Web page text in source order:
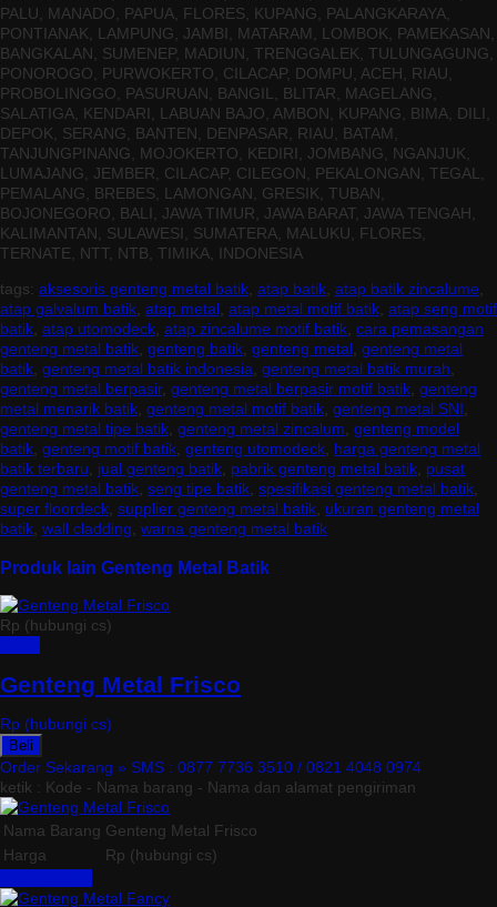
PALU, MANADO, PAPUA, FLORES, KUPANG, PALANGKARAYA,
PONTIANAK, LAMPUNG, JAMBI, MATARAM, LOMBOK, PAMEKASAN,
BANGKALAN, SUMENEP, MADIUN, TRENGGALEK, TULUNGAGUNG,
PONOROGO, PURWOKERTO, CILACAP, DOMPU, ACEH, RIAU,
PROBOLINGGO, PASURUAN, BANGIL, BLITAR, MAGELANG,
SALATIGA, KENDARI, LABUAN BAJO, AMBON, KUPANG, BIMA, DILI,
DEPOK, SERANG, BANTEN, DENPASAR, RIAU, BATAM,
TANJUNGPINANG, MOJOKERTO, KEDIRI, JOMBANG, NGANJUK,
LUMAJANG, JEMBER, CILACAP, CILEGON, PEKALONGAN, TEGAL,
PEMALANG, BREBES, LAMONGAN, GRESIK, TUBAN,
BOJONEGORO, BALI, JAWA TIMUR, JAWA BARAT, JAWA TENGAH,
KALIMANTAN, SULAWESI, SUMATERA, MALUKU, FLORES,
TERNATE, NTT, NTB, TIMIKA, INDONESIA
tags: aksesoris genteng metal batik, atap batik, atap batik zincalume,
atap galvalum batik, atap metal, atap metal motif batik, atap seng motif
batik, atap utomodeck, atap zincalume motif batik, cara pemasangan
genteng metal batik, genteng batik, genteng metal, genteng metal
batik, genteng metal batik indonesia, genteng metal batik murah,
genteng metal berpasir, genteng metal berpasir motif batik, genteng
metal menarik batik, genteng metal motif batik, genteng metal SNI,
genteng metal tipe batik, genteng metal zincalum, genteng model
batik, genteng motif batik, genteng utomodeck, harga genteng metal
batik terbaru, jual genteng batik, pabrik genteng metal batik, pusat
genteng metal batik, seng tipe batik, spesifikasi genteng metal batik,
super floordeck, supplier genteng metal batik, ukuran genteng metal
batik, wall cladding, warna genteng metal batik
Produk lain Genteng Metal Batik
Rp (hubungi cs)
Genteng Metal Frisco
Rp (hubungi cs)
Beli
Order Sekarang » SMS : 0877 7736 3510 / 0821 4048 0974
ketik : Kode - Nama barang - Nama dan alamat pengiriman
Nama Barang Genteng Metal Frisco
Harga
Rp (hubungi cs)